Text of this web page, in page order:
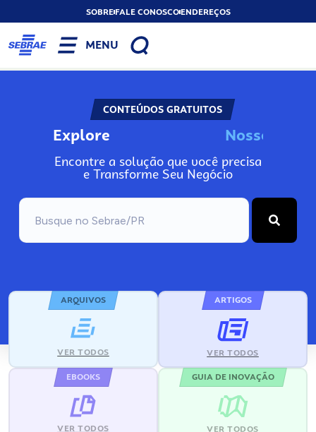
SOBREFALE CONOSCOENDEREÇOS
MENU
CONTEÚDOS GRATUITOS
Explore Nosso
Encontre a solução que você precisa
e Transforme Seu Negócio
ARQUIVOS
VER TODOS
ARTIGOS
VER TODOS
EBOOKS
VER TODOS
GUIA DE INOVAÇÃO
VER TODOS